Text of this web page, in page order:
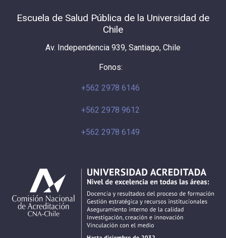
Escuela de Salud Pública de la Universidad de
Chile
Av. Independencia 939, Santiago, Chile
Fonos:
+562 2978 6146
+562 2978 9612
+562 2978 6149